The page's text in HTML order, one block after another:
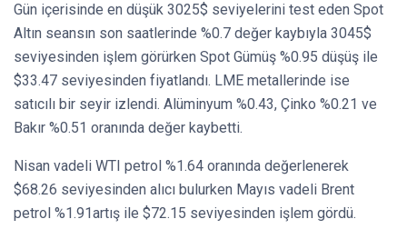
Gün içerisinde en düşük 3025$ seviyelerini test eden Spot
Altın seansın son saatlerinde %0.7 değer kaybıyla 3045$
seviyesinden işlem görürken Spot Gümüş %0.95 düşüş ile
$33.47 seviyesinden fiyatlandı. LME metallerinde ise
satıcılı bir seyir izlendi. Alüminyum %0.43, Çinko %0.21 ve
Bakır %0.51 oranında değer kaybetti.
Nisan vadeli WTI petrol %1.64 oranında değerlenerek
$68.26 seviyesinden alıcı bulurken Mayıs vadeli Brent
petrol %1.91artış ile $72.15 seviyesinden işlem gördü.